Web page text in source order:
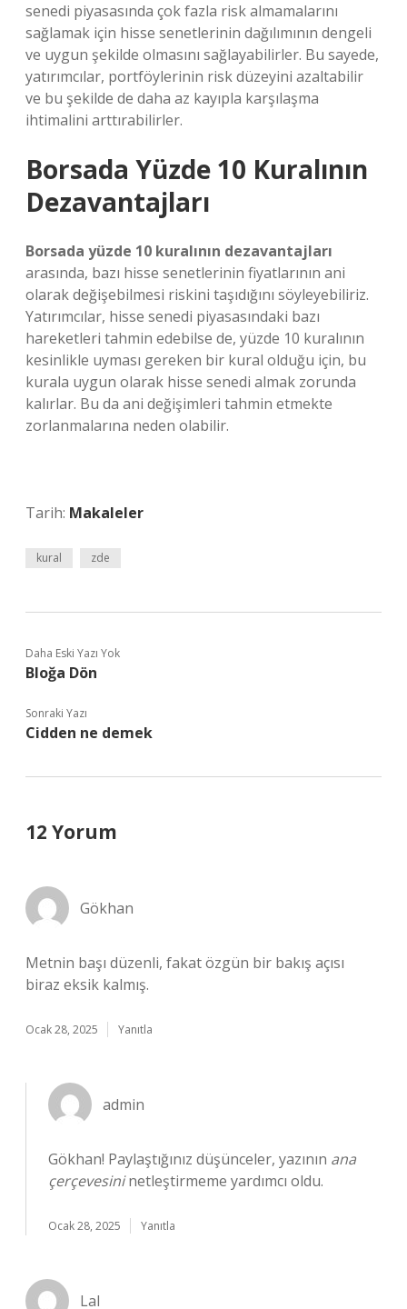
senedi piyasasında çok fazla risk almamalarını
sağlamak için hisse senetlerinin dağılımının dengeli
ve uygun şekilde olmasını sağlayabilirler. Bu sayede,
yatırımcılar, portföylerinin risk düzeyini azaltabilir
ve bu şekilde de daha az kayıpla karşılaşma
ihtimalini arttırabilirler.
Borsada Yüzde 10 Kuralının
Dezavantajları
Borsada yüzde 10 kuralının dezavantajları
arasında, bazı hisse senetlerinin fiyatlarının ani
olarak değişebilmesi riskini taşıdığını söyleyebiliriz.
Yatırımcılar, hisse senedi piyasasındaki bazı
hareketleri tahmin edebilse de, yüzde 10 kuralının
kesinlikle uyması gereken bir kural olduğu için, bu
kurala uygun olarak hisse senedi almak zorunda
kalırlar. Bu da ani değişimleri tahmin etmekte
zorlanmalarına neden olabilir.
Tarih: Makaleler
kural zde
Daha Eski Yazı Yok
Bloğa Dön
Sonraki Yazı
Cidden ne demek
12 Yorum
Gökhan
Metnin başı düzenli, fakat özgün bir bakış açısı
biraz eksik kalmış.
Ocak 28, 2025 Yanıtla
admin
Gökhan! Paylaştığınız düşünceler, yazının ana
çerçevesininetleştirmeme yardımcı oldu.
Ocak 28, 2025 Yanıtla
Lal